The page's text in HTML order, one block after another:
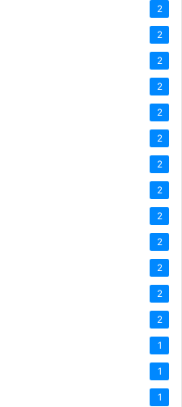
2
2
2
2
2
2
2
2
2
2
2
2
2
1
1
1